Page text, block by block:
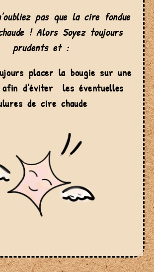
pas que la cire fondue
! Alors Soyez toujours
prudents et :
placer la bougie sur une
afin d’éviter les éventuelles
de cire chaude